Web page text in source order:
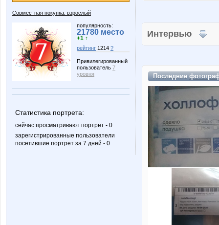
Совместная покупка: взрослый
популярность:
21780 место
+1 ↑
рейтинг 1214 ?
Привилегированный
пользователь 7
уровня
Статистика портрета:
сейчас просматривают портрет - 0
зарегистрированные пользователи
посетившие портрет за 7 дней - 0
Интервью
Последние